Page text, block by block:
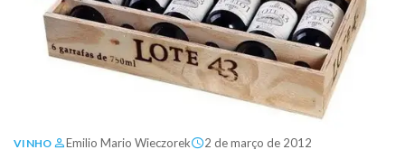
VINHO Emilio Mario Wieczorek 2 de março de 2012